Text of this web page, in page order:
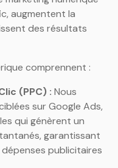
augmentent la
des résultats
comprennent :
(PPC) : Nous
sur Google Ads,
qui génèrent un
garantissant
publicitaires